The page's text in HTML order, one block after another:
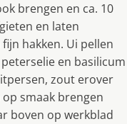
brengen en ca. 10
en laten
hakken. Ui pellen
en basilicum
zout erover
smaak brengen
boven op werkblad